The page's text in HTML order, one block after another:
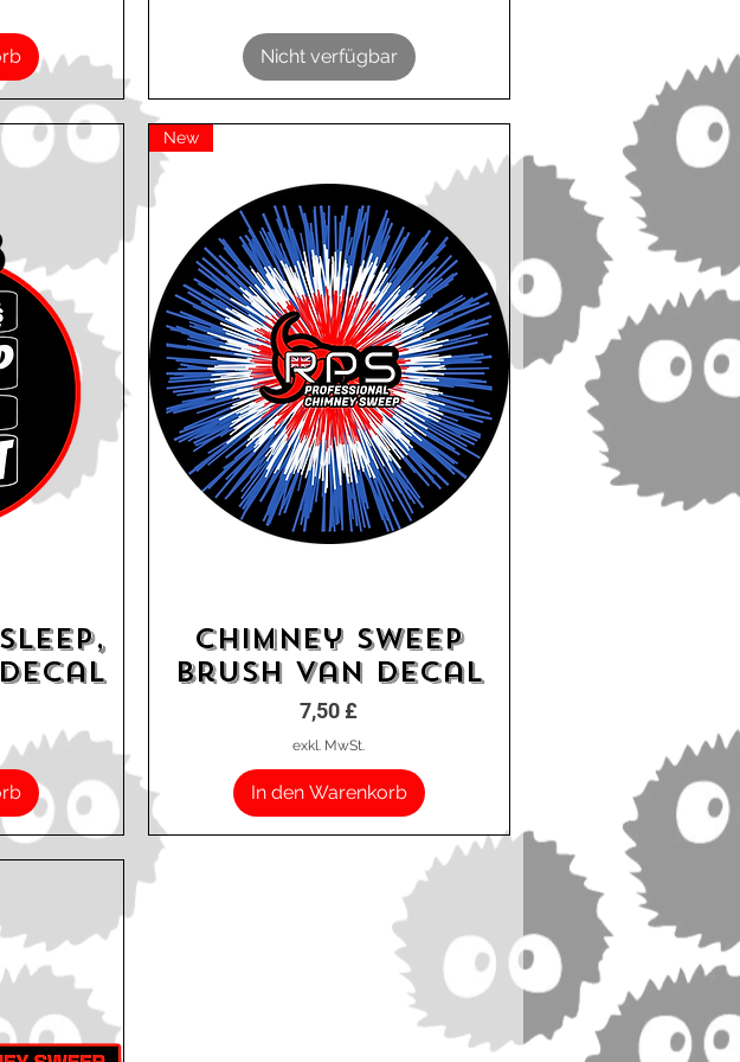
Nicht verfügbar
Schnellansicht
New
Chimney Sweep
Brush Van Decal
Preis
7,50 £
exkl. MwSt.
In den Warenkorb